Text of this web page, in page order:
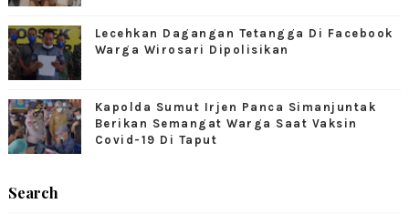
Lecehkan Dagangan Tetangga Di Facebook
Warga Wirosari Dipolisikan
Kapolda Sumut Irjen Panca Simanjuntak
Berikan Semangat Warga Saat Vaksin
Covid-19 Di Taput
Search